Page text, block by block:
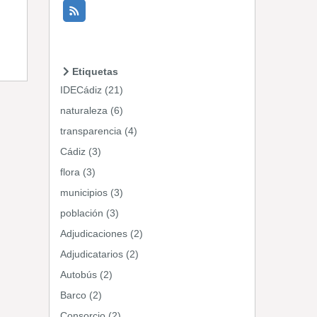
Etiquetas
IDECádiz (21)
naturaleza (6)
transparencia (4)
Cádiz (3)
flora (3)
municipios (3)
población (3)
Adjudicaciones (2)
Adjudicatarios (2)
Autobús (2)
Barco (2)